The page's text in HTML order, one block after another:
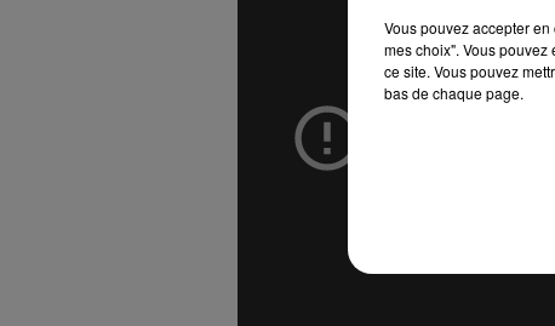
Vous pouvez accepter
mes choix". Vous
ce site. Vous pouvez
bas de chaque page.